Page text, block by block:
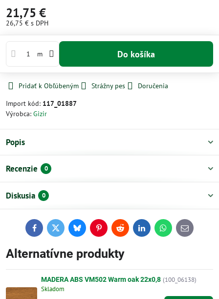
21,75 €
26,75 € s DPH
m Do košíka
Pridať k Obľúbeným Strážny pes
Doručenia
Import kód: 117_01887
Výrobca: Gizir
Popis
Recenzie 0
Diskusia 0
FacebookTwitterBlueskyPinterestReddit LinkedInWhatsApp
E-
mail
Alternatívne produkty
MADERA ABS VM502 Warm oak 22x0,8 (100_06138)
Skladom